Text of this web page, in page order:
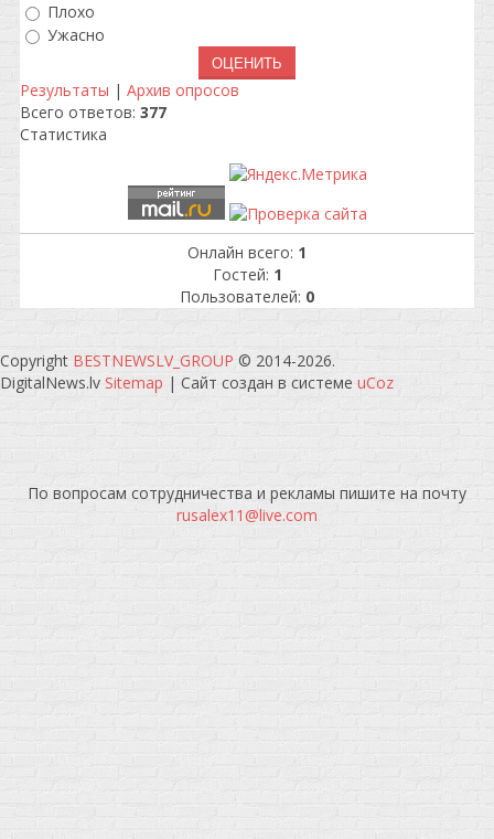
Плохо
Ужасно
Результаты | Архив опросов
Всего ответов: 377
Статистика
Онлайн всего: 1
Гостей: 1
Пользователей: 0
Copyright BESTNEWSLV_GROUP © 2014-2026.
DigitalNews.lv Sitemap | Сайт создан в системе uCoz
По вопросам сотрудничества и рекламы пишите на почту
rusalex11@live.com